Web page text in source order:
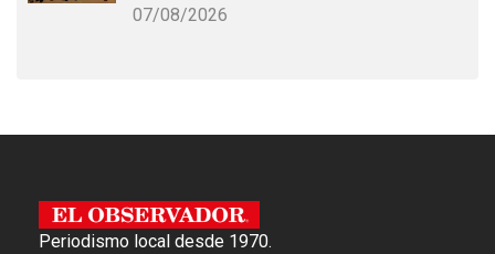
07/08/2026
Periodismo local desde 1970.